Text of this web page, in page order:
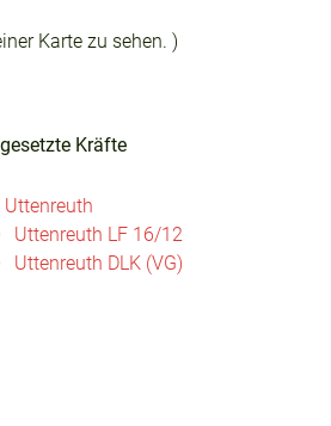
Karte zu sehen. )
Kräfte
Uttenreuth
Uttenreuth LF 16/12
Uttenreuth DLK (VG)